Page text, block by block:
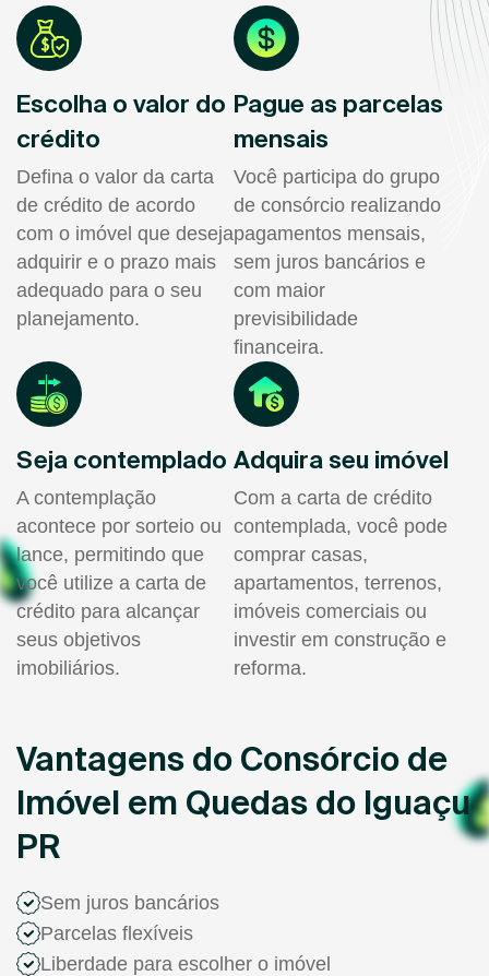
Escolha o valor do
crédito
Defina o valor da carta
de crédito de acordo
com o imóvel que deseja
adquirir e o prazo mais
adequado para o seu
planejamento.
Pague as parcelas
mensais
Você participa do grupo
de consórcio realizando
pagamentos mensais,
sem juros bancários e
com maior
previsibilidade
financeira.
Seja contemplado
A contemplação
acontece por sorteio ou
lance, permitindo que
você utilize a carta de
crédito para alcançar
seus objetivos
imobiliários.
Adquira seu imóvel
Com a carta de crédito
contemplada, você pode
comprar casas,
apartamentos, terrenos,
imóveis comerciais ou
investir em construção e
reforma.
Vantagens do Consórcio de
Imóvel em Quedas do Iguaçu
PR
Sem juros bancários
Parcelas flexíveis
Liberdade para escolher o imóvel